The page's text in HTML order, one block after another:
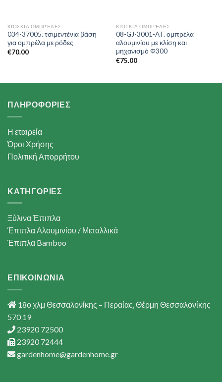
ΚΙΌΣΚΙΑ ΟΜΠΡΈΛΕΣ
034-37005. τσιμεντένια βάση
για ομπρέλα με ρόδες
€70.00
ΚΙΌΣΚΙΑ ΟΜΠΡΈΛΕΣ
08-GJ-3001-AT. ομπρέλα
αλουμινίου με κλίση και
μηχανισμό Φ300
€75.00
ΠΛΗΡΟΦΟΡΙΕΣ
Η εταιρεία
Όροι Χρήσης
Πολιτική Απορρήτου
ΚΑΤΗΓΟΡΙΕΣ
Ξύλινα Έπιπλα
Έπιπλα Αλουμινίου / Μεταλλικά
Έπιπλα Bamboo
ΕΠΙΚΟΙΝΩΝΙΑ
18ο χλμ Θεσσαλονίκης – Περαίας, Θέρμη Θεσσαλονίκης
570 19
23920 72500
23920 72444
gardenhome@gardenhome.gr